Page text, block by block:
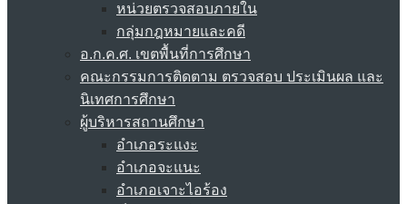
หน่วยตรวจสอบภายใน
กลุ่มกฎหมายและคดี
อ.ก.ค.ศ. เขตพื้นที่การศึกษา
คณะกรรมการติดตาม ตรวจสอบ ประเมินผล และ
นิเทศการศึกษา
ผู้บริหารสถานศึกษา
อำเภอระแงะ
อำเภอจะแนะ
อำเภอเจาะไอร้อง